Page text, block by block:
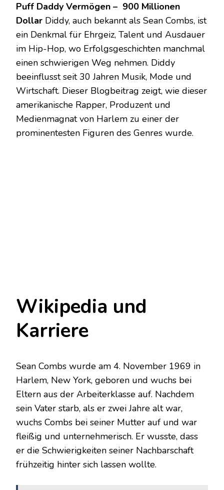
Puff Daddy Vermögen – 900 Millionen
Dollar Diddy, auch bekannt als Sean Combs, ist
ein Denkmal für Ehrgeiz, Talent und Ausdauer
im Hip-Hop, wo Erfolgsgeschichten manchmal
einen schwierigen Weg nehmen. Diddy
beeinflusst seit 30 Jahren Musik, Mode und
Wirtschaft. Dieser Blogbeitrag zeigt, wie dieser
amerikanische Rapper, Produzent und
Medienmagnat von Harlem zu einer der
prominentesten Figuren des Genres wurde.
Wikipedia und
Karriere
Sean Combs wurde am 4. November 1969 in
Harlem, New York, geboren und wuchs bei
Eltern aus der Arbeiterklasse auf. Nachdem
sein Vater starb, als er zwei Jahre alt war,
wuchs Combs bei seiner Mutter auf und war
fleißig und unternehmerisch. Er wusste, dass
er die Schwierigkeiten seiner Nachbarschaft
frühzeitig hinter sich lassen wollte.